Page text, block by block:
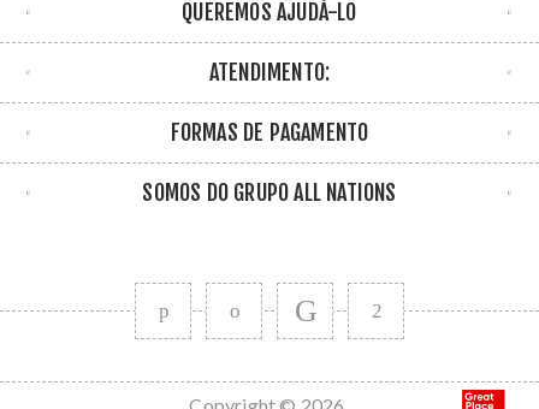
QUEREMOS AJUDÁ-LO
ATENDIMENTO:
FORMAS DE PAGAMENTO
SOMOS DO GRUPO ALL NATIONS